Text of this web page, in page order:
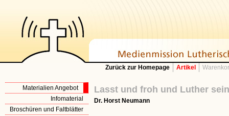
Zurück zur Homepage Artikel
Materialien Angebot
Infomaterial
Broschüren und Faltblätter
Lasst und froh und Luther sein
Dr. Horst Neumann